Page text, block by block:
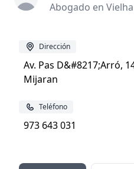
Abogado en
Dirección
Av. Pas D&#8217;Arró,
Mijaran
Teléfono
973 643 031